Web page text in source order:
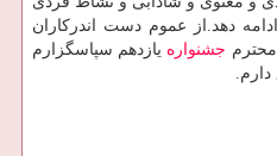
دهد.از عموم دست اندركاران
محترم جشنواره یازدهم سپاسگزارم